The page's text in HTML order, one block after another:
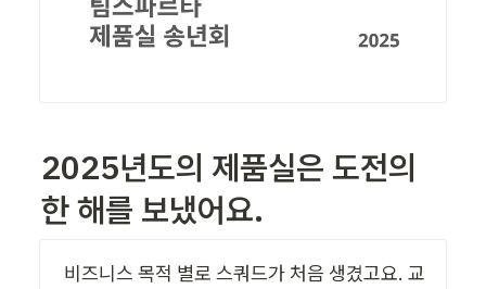
2025년도의 제품실은 도전의
한 해를 보냈어요.
비즈니스 목적 별로 스쿼드가 처음 생겼고요. 교